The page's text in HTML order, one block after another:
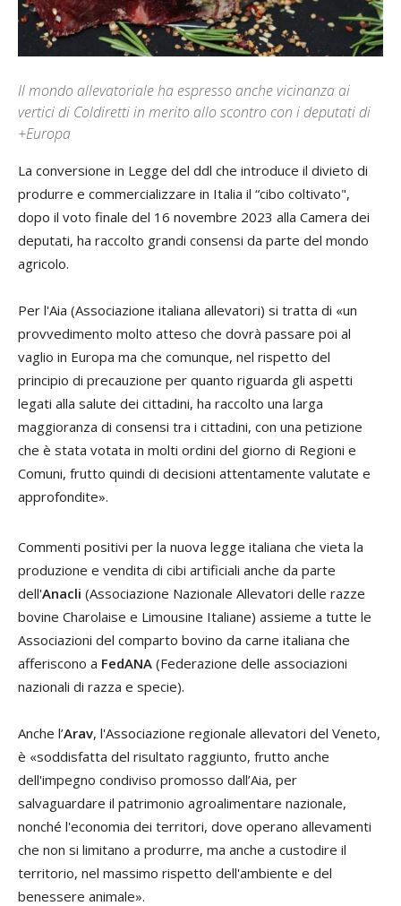
Il mondo allevatoriale ha espresso anche vicinanza ai
vertici di Coldiretti in merito allo scontro con i deputati di
+Europa
La conversione in Legge del ddl che introduce il divieto di
produrre e commercializzare in Italia il “cibo coltivato",
dopo il voto finale del 16 novembre 2023 alla Camera dei
deputati, ha raccolto grandi consensi da parte del mondo
agricolo.
Per l'Aia (Associazione italiana allevatori) si tratta di «un
provvedimento molto atteso che dovrà passare poi al
vaglio in Europa ma che comunque, nel rispetto del
principio di precauzione per quanto riguarda gli aspetti
legati alla salute dei cittadini, ha raccolto una larga
maggioranza di consensi tra i cittadini, con una petizione
che è stata votata in molti ordini del giorno di Regioni e
Comuni, frutto quindi di decisioni attentamente valutate e
approfondite».
Commenti positivi per la nuova legge italiana che vieta la
produzione e vendita di cibi artificiali anche da parte
dell'Anacli (Associazione Nazionale Allevatori delle razze
bovine Charolaise e Limousine Italiane) assieme a tutte le
Associazioni del comparto bovino da carne italiana che
afferiscono a FedANA (Federazione delle associazioni
nazionali di razza e specie).
Anche l’Arav, l'Associazione regionale allevatori del Veneto,
è «soddisfatta del risultato raggiunto, frutto anche
dell'impegno condiviso promosso dall’Aia, per
salvaguardare il patrimonio agroalimentare nazionale,
nonché l'economia dei territori, dove operano allevamenti
che non si limitano a produrre, ma anche a custodire il
territorio, nel massimo rispetto dell'ambiente e del
benessere animale».